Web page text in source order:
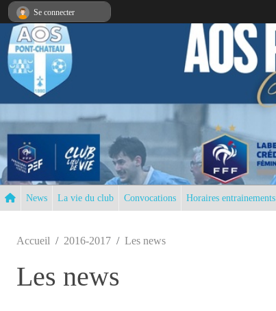
News La vie du club Convocations Horaires entrainements
Accueil 2016-2017 Les news
Les news
Se connecter
Panneau de gestion des cookies